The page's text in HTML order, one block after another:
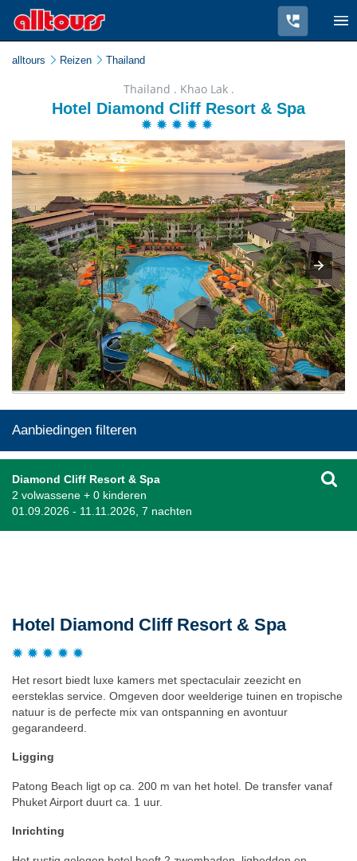
alltours Reizen Thailand
Thailand . Khao Lak .
Hotel Diamond Cliff Resort & Spa
Aanbiedingen filteren
Diamond Cliff Resort & Spa
2 volwassene + 0 kinderen
01.09.2026 - 11.11.2026, 7 nachten
Hotel Diamond Cliff Resort & Spa
Het resort biedt luxe kamers met spectaculair zeezicht en
eersteklas service. Omgeven door weelderige tuinen en tropische
natuur is de perfecte mix van ontspanning en avontuur
gegarandeerd.
Ligging
Patong Beach ligt op ca. 200 m van het hotel. De transfer vanaf
Phuket Airport duurt ca. 1 uur.
Inrichting